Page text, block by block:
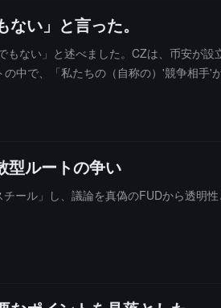
い」と言った。
ない」と述べました。CZは、币安が
中で、「私たちの（自称の）'競争相手'
型ルートの争い
ール」し、議論を真偽のFUDから透明